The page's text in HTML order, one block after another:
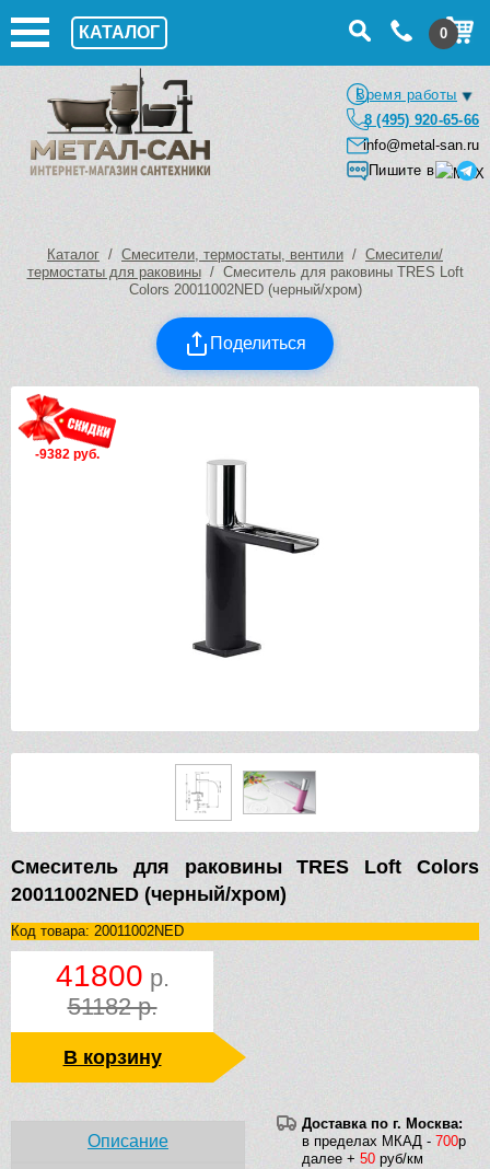
КАТАЛОГ 0
Время работы
8 (495) 920-65-66
info@metal-san.ru
Пишите в
Каталог / Смесители, термостаты, вентили / Смесители/
термостаты для раковины/ Смеситель для раковины TRES Loft
Colors 20011002NED (черный/хром)
Поделиться
-9382 руб.
Смеситель для раковины TRES Loft Colors
20011002NED (черный/хром)
Код товара: 20011002NED
41800 р.
51182 р.
В корзину
Доставка по г. Москва:
в пределах МКАД - 700р
далее + 50 руб/км
Описание